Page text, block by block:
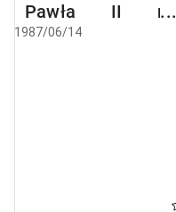
Pawła II na
lotnisku Okęcie w
1987/06/14